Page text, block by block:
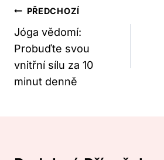
Navigace
Pro
Příspěvek
PŘEDCHOZÍ
Jóga vědomí:
Probuďte svou
vnitřní sílu za 10
minut denně